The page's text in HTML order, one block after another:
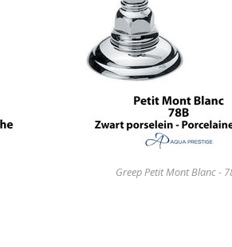
Greep Petit Mont Blanc -